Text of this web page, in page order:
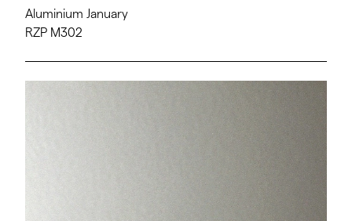
Aluminium January
RZP M302